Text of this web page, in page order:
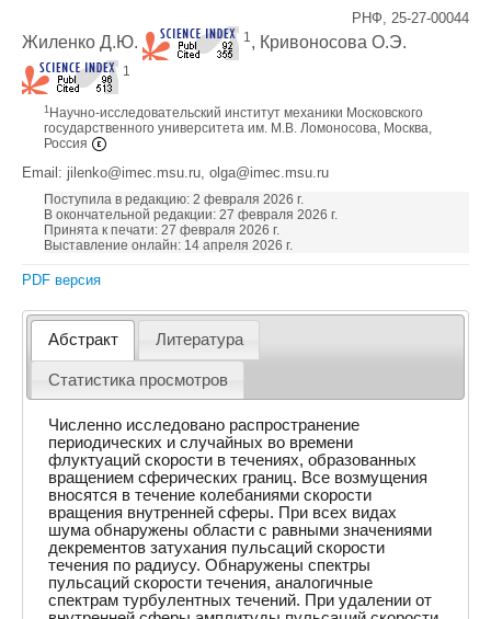
РНФ, 25-27-00044
Жиленко Д.Ю. 1 , Кривоносова О.Э.
1
1 Научно-исследовательский институт механики Московского
государственного университета им. М.В. Ломоносова, Москва,
Россия
Email: jilenko@imec.msu.ru, olga@imec.msu.ru
Поступила в редакцию: 2 февраля 2026 г.
В окончательной редакции: 27 февраля 2026 г.
Принята к печати: 27 февраля 2026 г.
Выставление онлайн: 14 апреля 2026 г.
PDF версия
Абстракт Литература
Статистика просмотров
Численно исследовано распространение
периодических и случайных во времени
флуктуаций скорости в течениях, образованных
вращением сферических границ. Все возмущения
вносятся в течение колебаниями скорости
вращения внутренней сферы. При всех видах
шума обнаружены области с равными значениями
декрементов затухания пульсаций скорости
течения по радиусу. Обнаружены спектры
пульсаций скорости течения, аналогичные
спектрам турбулентных течений. При удалении от